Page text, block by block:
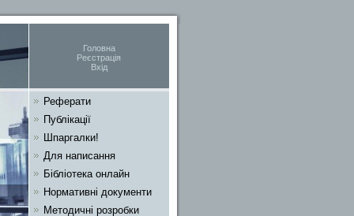
Головна
Реєстрація
Вхід
Реферати
Публікації
Шпаргалки!
Для написання
Бібліотека онлайн
Нормативні документи
Методичні розробки